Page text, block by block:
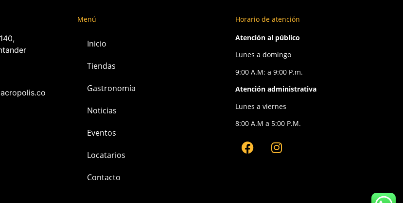
Menú
Inicio
Tiendas
Gastronomía
Noticias
Eventos
Locatarios
Contacto
Horario de atención
Atención al público
Lunes a domingo
9:00 A.M: a 9:00 P.m.
Atención administrativa
Lunes a viernes
8:00 A.M a 5:00 P.M.